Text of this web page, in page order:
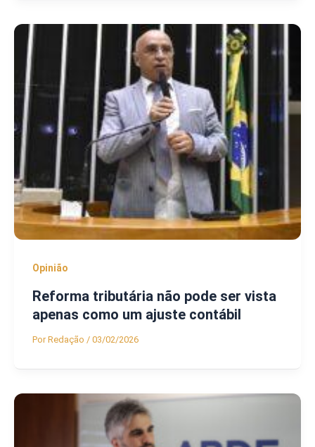
Opinião
Reforma tributária não pode ser vista
apenas como um ajuste contábil
PorRedação / 03/02/2026